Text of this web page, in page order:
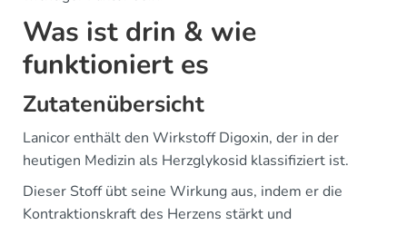
Was ist drin & wie
funktioniert es
Zutatenübersicht
Lanicor enthält den Wirkstoff Digoxin, der in der
heutigen Medizin als Herzglykosid klassifiziert ist.
Dieser Stoff übt seine Wirkung aus, indem er die
Kontraktionskraft des Herzens stärkt und